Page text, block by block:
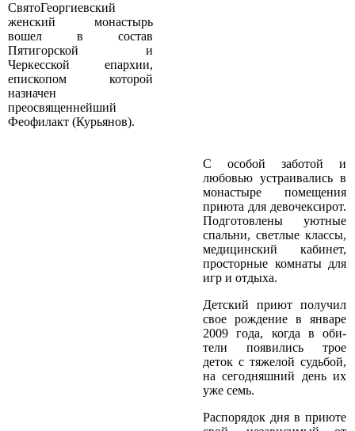
Свято­Георгиевский
женский монастырь
вошел в состав
Пятигорской и
Черкесской епархии,
епископом которой
назначен
преосвященнейший
Феофилакт (Курьянов).
С особой заботой и
любовью устраивались в
монастыре помещения
приюта для девочек­сирот.
Подготовлены уютные
спальни, светлые классы,
медицинский кабинет,
просторные комнаты для
игр и отдыха.
Детский приют получил
свое рождение в январе
2009 года, когда в оби­
тели появились трое
деток с тяжелой судьбой,
на сегодняшний день их
уже семь.
Распорядок дня в приюте